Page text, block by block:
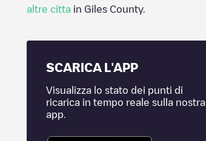
altre citta in Giles County.
SCARICA L'APP
Visualizza lo stato dei punti di
ricarica in tempo reale sulla nostra
app.